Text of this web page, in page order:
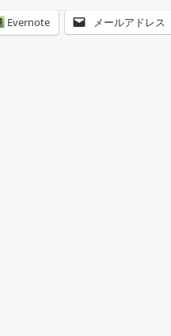
Evernote メールアドレス